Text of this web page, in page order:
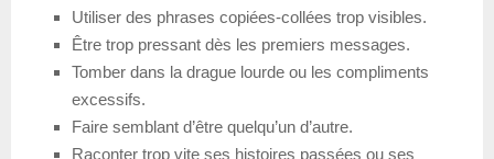
Utiliser des phrases copiées-collées trop visibles.
Être trop pressant dès les premiers messages.
Tomber dans la drague lourde ou les compliments
excessifs.
Faire semblant d’être quelqu’un d’autre.
Raconter trop vite ses histoires passées ou ses